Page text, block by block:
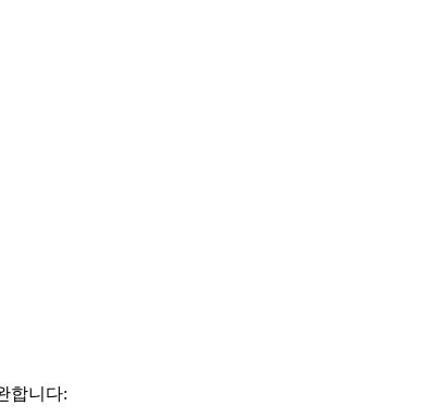
합니다: